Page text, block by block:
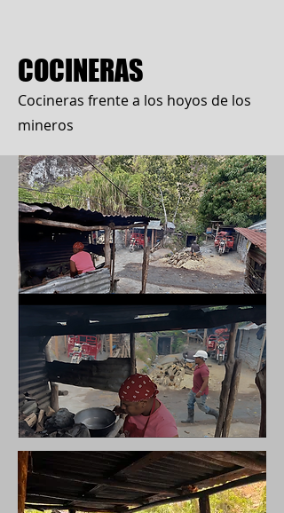
COCINERAS
Cocineras frente a los hoyos de los
mineros